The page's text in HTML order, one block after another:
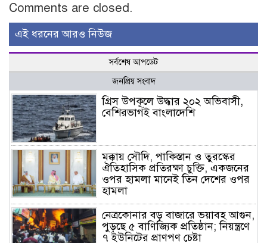
Comments are closed.
এই ধরনের আরও নিউজ
সর্বশেষ আপডেট
জনপ্রিয় সংবাদ
গ্রিস উপকূলে উদ্ধার ২০২ অভিবাসী,
বেশিরভাগই বাংলাদেশি
মক্কায় সৌদি, পাকিস্তান ও তুরস্কের
ঐতিহাসিক প্রতিরক্ষা চুক্তি, একজনের
ওপর হামলা মানেই তিন দেশের ওপর
হামলা
নেত্রকোনার বড় বাজারে ভয়াবহ আগুন,
পুড়ছে ৫ বাণিজ্যিক প্রতিষ্ঠান; নিয়ন্ত্রণে
৭ ইউনিটের প্রাণপণ চেষ্টা